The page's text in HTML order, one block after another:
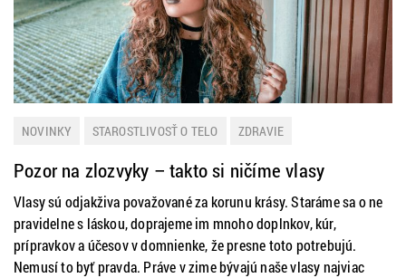
NOVINKY STAROSTLIVOSŤ O TELO ZDRAVIE
Pozor na zlozvyky – takto si ničíme vlasy
Vlasy sú odjakživa považované za korunu krásy. Staráme sa o ne
pravidelne s láskou, doprajeme im mnoho doplnkov, kúr,
prípravkov a účesov v domnienke, že presne toto potrebujú.
Nemusí to byť pravda. Práve v zime bývajú naše vlasy najviac